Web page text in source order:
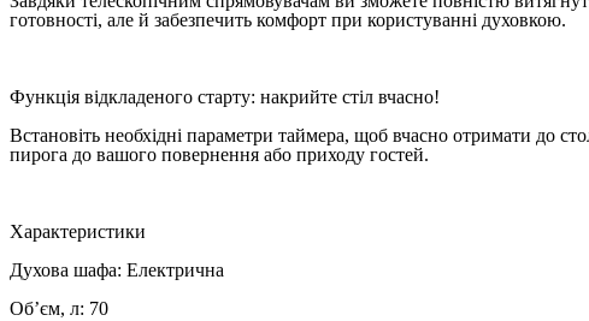
готовності, але й забезпечить комфорт при користуванні духовкою.
Функція відкладеного старту: накрийте стіл вчасно!
Встановіть необхідні параметри таймера, щоб вчасно отримати до
пирога до вашого повернення або приходу гостей.
Характеристики
Духова шафа: Електрична
Обʼєм, л: 70